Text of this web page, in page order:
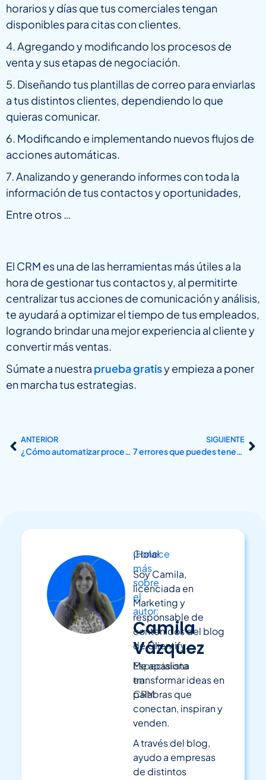
horarios y días que tus comerciales tengan
disponibles para citas con clientes.
4. Agregando y modificando los procesos de
venta y sus etapas de negociación.
5. Diseñando tus plantillas de correo para enviarlas
a tus distintos clientes, dependiendo lo que
quieras comunicar.
6. Modificando e implementando nuevos flujos de
acciones automáticas.
7. Analizando y generando informes con toda la
información de tus contactos y oportunidades,
Entre otros …
El CRM es una de las herramientas más útiles a la
hora de gestionar tus contactos y, al permitirte
centralizar tus acciones de comunicación y análisis,
te ayudará a optimizar el tiempo de tus empleados,
logrando brindar una mejor experiencia al cliente y
convertir más ventas.
Súmate a nuestra prueba gratisy empieza a poner
en marcha tus estrategias.
ANTERIOR
¿Cómo automatizar procesos en tu Centro de Formación, Escuela o Universidad?
SIGUIENTE
7 errores que puedes tener en tus anuncios de Google Ads
Conoce
más
sobre
el
autor:
Camila
Vázquez
Especialista
en
CRM
¡Hola!
Soy Camila,
licenciada en
Marketing y
responsable de
contenidos del blog
de Clientify.
Me apasiona
transformar ideas en
palabras que
conectan, inspiran y
venden.
A través del blog,
ayudo a empresas
de distintos